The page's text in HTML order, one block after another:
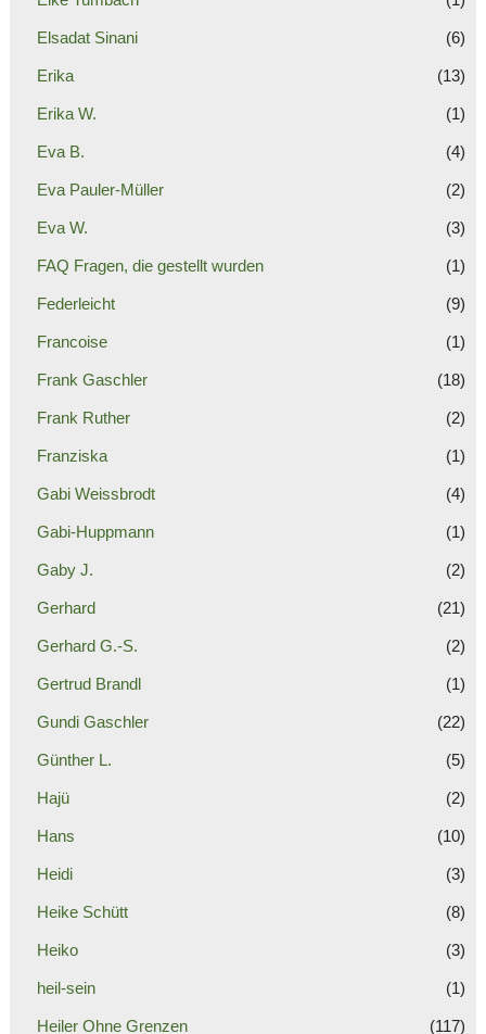
Elsadat Sinani (6)
Erika (13)
Erika W. (1)
Eva B. (4)
Eva Pauler-Müller (2)
Eva W. (3)
FAQ Fragen, die gestellt wurden (1)
Federleicht (9)
Francoise (1)
Frank Gaschler (18)
Frank Ruther (2)
Franziska (1)
Gabi Weissbrodt (4)
Gabi-Huppmann (1)
Gaby J. (2)
Gerhard (21)
Gerhard G.-S. (2)
Gertrud Brandl (1)
Gundi Gaschler (22)
Günther L. (5)
Hajü (2)
Hans (10)
Heidi (3)
Heike Schütt (8)
Heiko (3)
heil-sein (1)
Heiler Ohne Grenzen (117)